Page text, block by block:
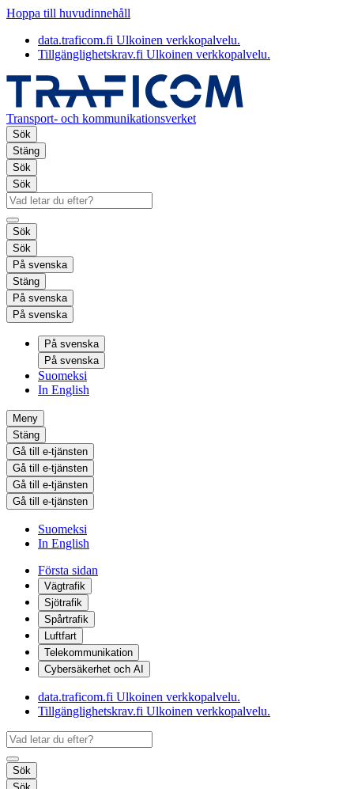
Hoppa till huvudinnehåll
data.traficom.fi Ulkoinen verkkopalvelu.
Tillgänglighetskrav.fi Ulkoinen verkkopalvelu.
Transport- och kommunikationsverket
Sök
Stäng
Sök
Sök
Sök
Sök
På svenska
Stäng
På svenska
På svenska
På svenska
På svenska
Suomeksi
In English
Meny
Stäng
Gå till e-tjänsten
Gå till e-tjänsten
Gå till e-tjänsten
Gå till e-tjänsten
Suomeksi
In English
Första sidan
Vägtrafik
Sjötrafik
Spårtrafik
Luftfart
Telekommunikation
Cybersäkerhet och AI
data.traficom.fi Ulkoinen verkkopalvelu.
Tillgänglighetskrav.fi Ulkoinen verkkopalvelu.
Sök